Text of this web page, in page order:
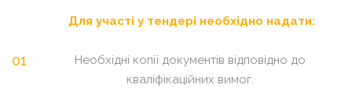
Для участі у тендері необхідно надати:
Необхідні копії документів відповідно до
кваліфікаційних вимог.